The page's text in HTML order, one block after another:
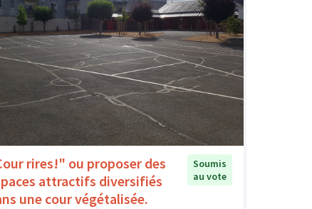
rires!" ou proposer des
attractifs diversifiés
une cour végétalisée.
Soumis
au vote